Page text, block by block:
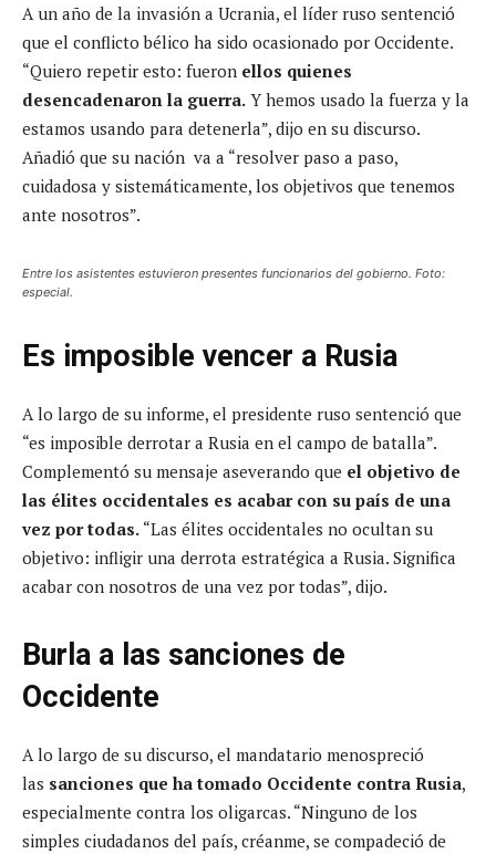
A un año de la invasión a Ucrania, el líder ruso sentenció
que el conflicto bélico ha sido ocasionado por Occidente.
“Quiero repetir esto: fueron ellos quienes
desencadenaron la guerra. Y hemos usado la fuerza y la
estamos usando para detenerla”, dijo en su discurso.
Añadió que su nación va a “resolver paso a paso,
cuidadosa y sistemáticamente, los objetivos que tenemos
ante nosotros”.
Entre los asistentes estuvieron presentes funcionarios del gobierno. Foto:
especial.
Es imposible vencer a Rusia
A lo largo de su informe, el presidente ruso sentenció que
“es imposible derrotar a Rusia en el campo de batalla”.
Complementó su mensaje aseverando que el objetivo de
las élites occidentales es acabar con su país de una
vez por todas. “Las élites occidentales no ocultan su
objetivo: infligir una derrota estratégica a Rusia. Significa
acabar con nosotros de una vez por todas”, dijo.
Burla a las sanciones de
Occidente
A lo largo de su discurso, el mandatario menospreció
las sanciones que ha tomado Occidente contra Rusia,
especialmente contra los oligarcas. “Ninguno de los
simples ciudadanos del país, créanme, se compadeció de